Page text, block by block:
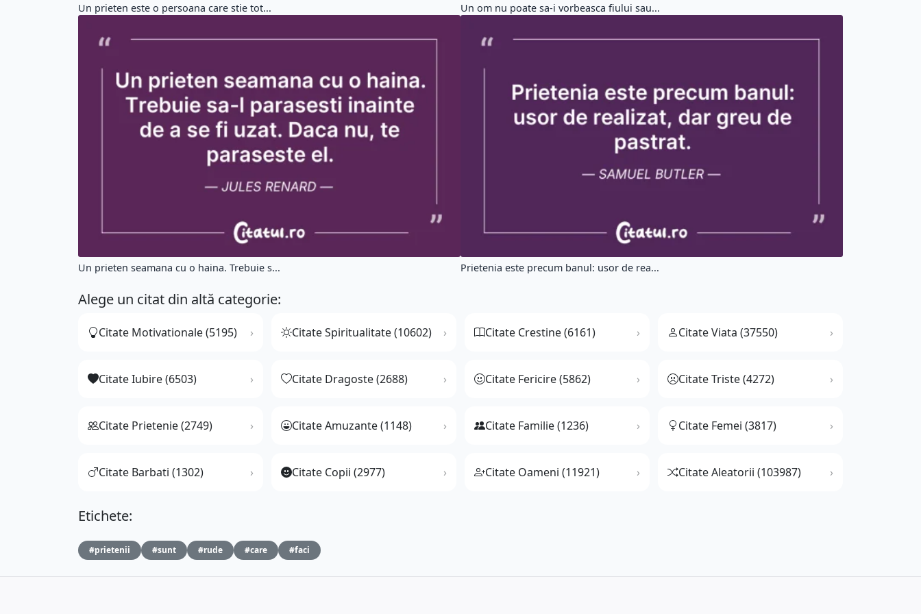
Un prieten este o persoana care stie tot... Un om nu poate sa-i vorbeasca fiului sau...
Un prieten seamana cu o haina. Trebuie s... Prietenia este precum banul: usor de rea...
Alege un citat din altă categorie:
Citate Motivationale (5195) Citate Spiritualitate (10602) Citate Crestine (6161) Citate Viata (37550)
Citate Iubire (6503) Citate Dragoste (2688) Citate Fericire (5862) Citate Triste (4272)
Citate Prietenie (2749) Citate Amuzante (1148) Citate Familie (1236) Citate Femei (3817)
Citate Barbati (1302) Citate Copii (2977) Citate Oameni (11921) Citate Aleatorii (103987)
Etichete:
#prietenii #sunt #rude #care #faci